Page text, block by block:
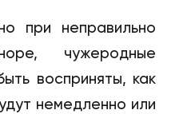
при неправильно
чужеродные
восприняты, как
немедленно или